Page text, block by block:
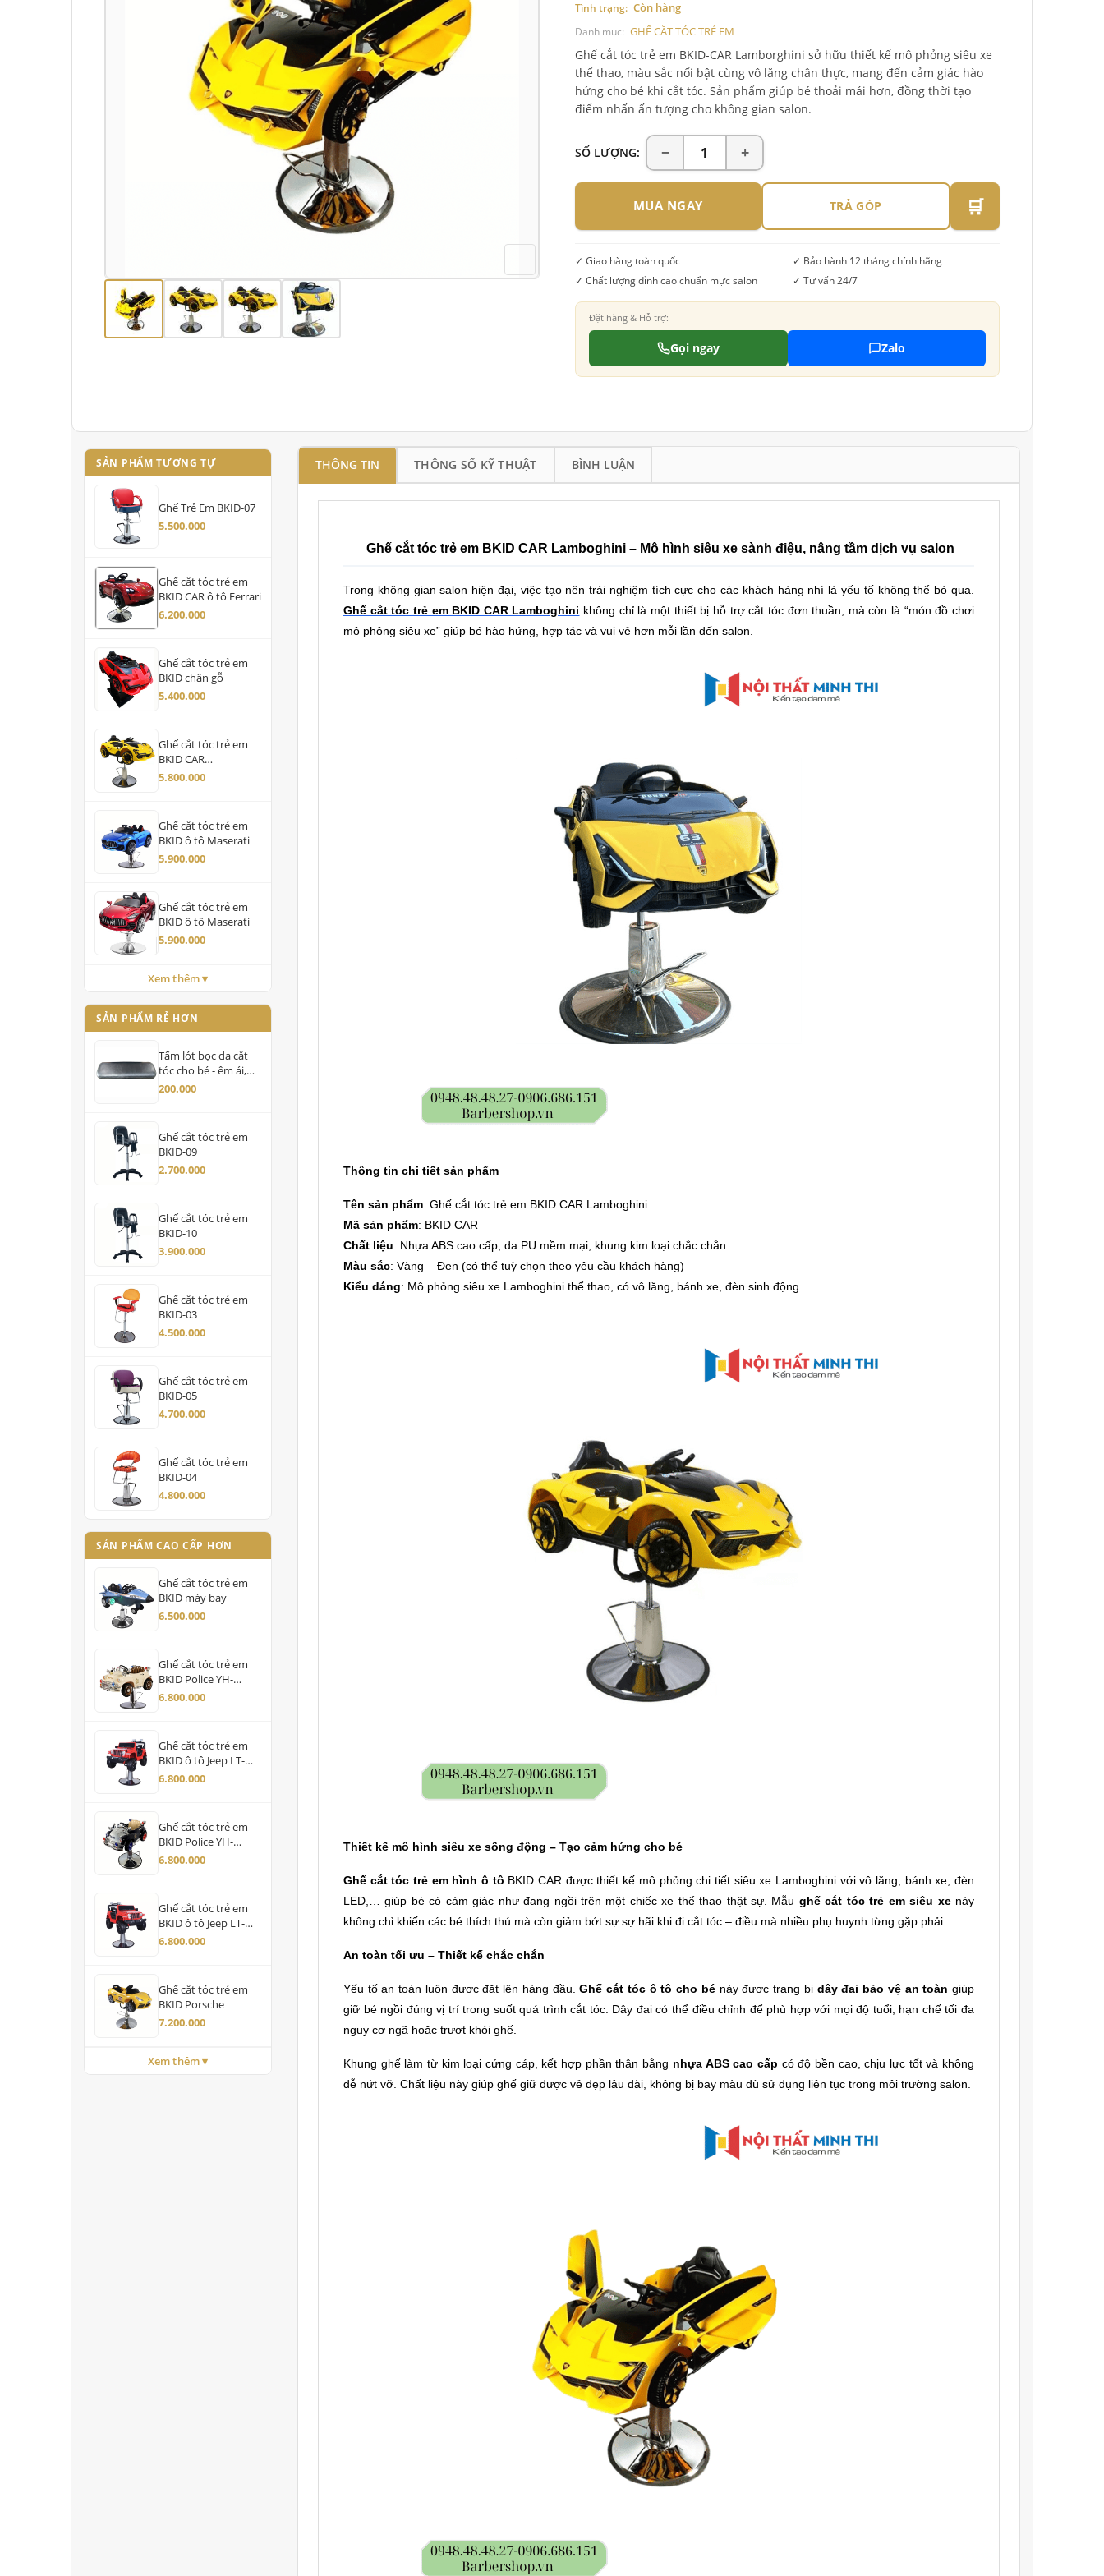
Tình trạng: Còn hàng
Danh mục: GHẾ CẮT TÓC TRẺ EM
Ghế cắt tóc trẻ em BKID-CAR Lamborghini sở hữu thiết kế mô phỏng siêu xe
thể thao, màu sắc nổi bật cùng vô lăng chân thực, mang đến cảm giác hào
hứng cho bé khi cắt tóc. Sản phẩm giúp bé thoải mái hơn, đồng thời tạo
điểm nhấn ấn tượng cho không gian salon.
SỐ LƯỢNG:
MUA NGAY TRẢ GÓP 🛒
✓ Giao hàng toàn quốc
✓ Bảo hành 12 tháng chính hãng
✓ Chất lượng đỉnh cao chuẩn mực salon
✓ Tư vấn 24/7
Đặt hàng & Hỗ trợ:
Gọi ngay Zalo
SẢN PHẨM TƯƠNG TỰ
Ghế Trẻ Em BKID-07
5.500.000
Ghế cắt tóc trẻ em
BKID CAR ô tô Ferrari
6.200.000
Ghế cắt tóc trẻ em
BKID chân gỗ
5.400.000
Ghế cắt tóc trẻ em
BKID CAR
Lamborghini
5.800.000
Ghế cắt tóc trẻ em
BKID ô tô Maserati
5.900.000
Ghế cắt tóc trẻ em
BKID ô tô Maserati
5.900.000
Xem thêm ▾
SẢN PHẨM RẺ HƠN
Tấm lót bọc da cắt
tóc cho bé - êm ái,
gọn gàng, tối ưu cho
200.000
Ghế cắt tóc trẻ em
BKID-09
2.700.000
Ghế cắt tóc trẻ em
BKID-10
3.900.000
Ghế cắt tóc trẻ em
BKID-03
4.500.000
Ghế cắt tóc trẻ em
BKID-05
4.700.000
Ghế cắt tóc trẻ em
BKID-04
4.800.000
SẢN PHẨM CAO CẤP HƠN
Ghế cắt tóc trẻ em
BKID máy bay
6.500.000
Ghế cắt tóc trẻ em
BKID Police YH-
99168
6.800.000
Ghế cắt tóc trẻ em
BKID ô tô Jeep LT-
598
6.800.000
Ghế cắt tóc trẻ em
BKID Police YH-
99168
6.800.000
Ghế cắt tóc trẻ em
BKID ô tô Jeep LT-
598
6.800.000
Ghế cắt tóc trẻ em
BKID Porsche
7.200.000
Xem thêm ▾
THÔNG TIN THÔNG SỐ KỸ THUẬT BÌNH LUẬN
Ghế cắt tóc trẻ em BKID CAR Lamboghini – Mô hình siêu xe sành điệu, nâng tầm dịch vụ salon
Trong không gian salon hiện đại, việc tạo nên trải nghiệm tích cực cho các khách hàng nhí là yếu tố không thể bỏ qua.
Ghế cắt tóc trẻ em BKID CAR Lamboghini không chỉ là một thiết bị hỗ trợ cắt tóc đơn thuần, mà còn là “món đồ chơi
mô phỏng siêu xe” giúp bé hào hứng, hợp tác và vui vẻ hơn mỗi lần đến salon.
Thông tin chi tiết sản phẩm
Tên sản phẩm: Ghế cắt tóc trẻ em BKID CAR Lamboghini
Mã sản phẩm: BKID CAR
Chất liệu: Nhựa ABS cao cấp, da PU mềm mại, khung kim loại chắc chắn
Màu sắc: Vàng – Đen (có thể tuỳ chọn theo yêu cầu khách hàng)
Kiểu dáng: Mô phỏng siêu xe Lamboghini thể thao, có vô lăng, bánh xe, đèn sinh động
Thiết kế mô hình siêu xe sống động – Tạo cảm hứng cho bé
Ghế cắt tóc trẻ em hình ô tô BKID CAR được thiết kế mô phỏng chi tiết siêu xe Lamboghini với vô lăng, bánh xe, đèn
LED,… giúp bé có cảm giác như đang ngồi trên một chiếc xe thể thao thật sự. Mẫu ghế cắt tóc trẻ em siêu xenày
không chỉ khiến các bé thích thú mà còn giảm bớt sự sợ hãi khi đi cắt tóc – điều mà nhiều phụ huynh từng gặp phải.
An toàn tối ưu – Thiết kế chắc chắn
Yếu tố an toàn luôn được đặt lên hàng đầu.Ghế cắt tóc ô tô cho bénày được trang bị dây đai bảo vệ an toàn giúp
giữ bé ngồi đúng vị trí trong suốt quá trình cắt tóc. Dây đai có thể điều chỉnh để phù hợp với mọi độ tuổi, hạn chế tối đa
nguy cơ ngã hoặc trượt khỏi ghế.
Khung ghế làm từ kim loại cứng cáp, kết hợp phần thân bằng nhựa ABS cao cấp có độ bền cao, chịu lực tốt và không
dễ nứt vỡ. Chất liệu này giúp ghế giữ được vẻ đẹp lâu dài, không bị bay màu dù sử dụng liên tục trong môi trường salon.